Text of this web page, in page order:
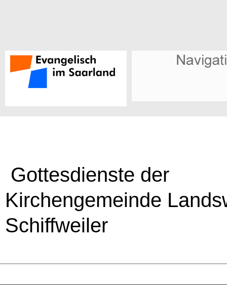
Gottesdienste der
Kirchengemeinde
Schiffweiler